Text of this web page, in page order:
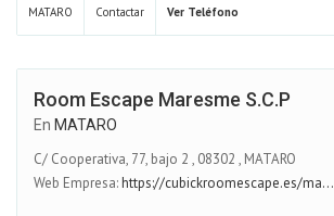
MATARO Contactar Ver Teléfono
Room Escape Maresme S.C.P
En MATARO
C/ Cooperativa, 77, bajo 2 , 08302 , MATARO
Web Empresa:https://cubickroomescape.es/ma...